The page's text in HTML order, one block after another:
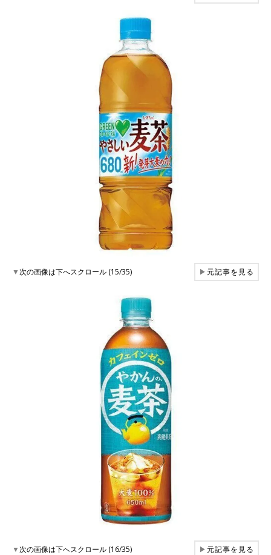
▼次の画像は下へスクロール (15/35) ▶元記事を見る
▼次の画像は下へスクロール (16/35) ▶元記事を見る